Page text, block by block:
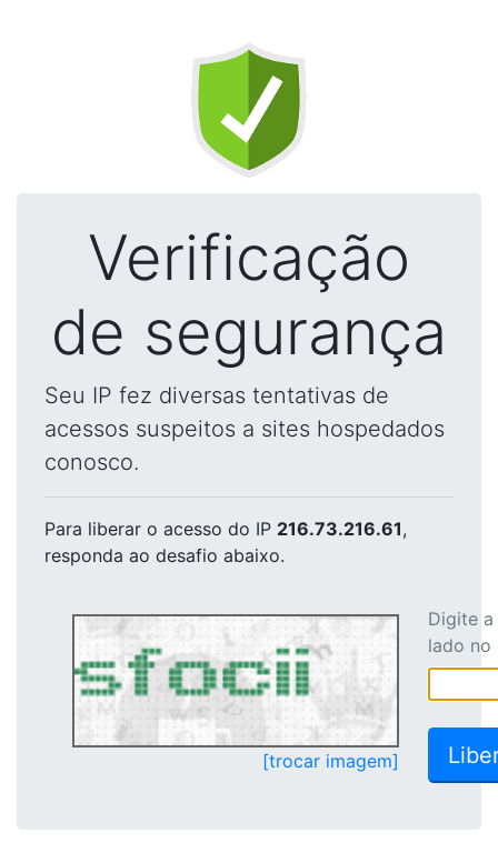
Verificação
de segurança
Seu IP fez diversas tentativas de
acessos suspeitos a sites hospedados
conosco.
Para liberar o acesso do IP 216.73.216.61,
responda ao desafio abaixo.
[trocar imagem]
Digite
lado no